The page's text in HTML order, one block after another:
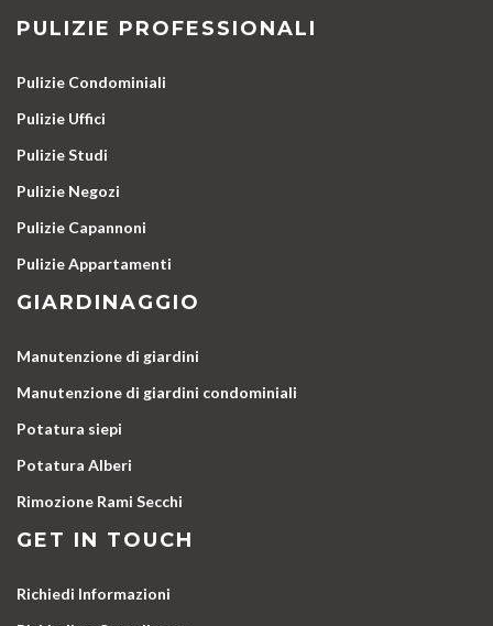
PULIZIE PROFESSIONALI
Pulizie Condominiali
Pulizie Uffici
Pulizie Studi
Pulizie Negozi
Pulizie Capannoni
Pulizie Appartamenti
GIARDINAGGIO
Manutenzione di giardini
Manutenzione di giardini condominiali
Potatura siepi
Potatura Alberi
Rimozione Rami Secchi
GET IN TOUCH
Richiedi Informazioni